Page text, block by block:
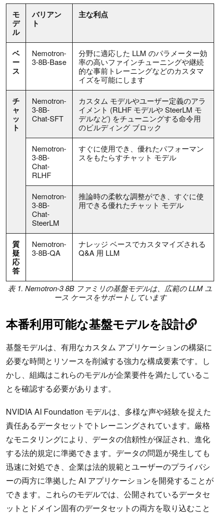
モ
デ
ル
バリアン
ト
主な利点
ベ
ー
ス
Nemotron-
3-8B-Base
分野に適応した LLM のパラメーター効
率の高いファインチューニングや継続
的な事前トレーニングなどのカスタマ
イズを可能にします
チ
ャ
ッ
ト
Nemotron-
3-8B-
Chat-SFT
カスタム モデルやユーザー定義のアラ
イメント (RLHF モデルや SteerLM モ
デルなど) をチューニングする命令用
のビルディング ブロック
Nemotron-
3-8B-
Chat-
RLHF
すぐに使用でき、優れたパフォーマン
スをもたらすチャット モデル
Nemotron-
3-8B-
Chat-
SteerLM
推論時の柔軟な調整ができ、すぐに使
用できる優れたチャット モデル
質
疑
応
答
Nemotron-
3-8B-QA
ナレッジ ベースでカスタマイズされる
Q&A 用 LLM
表 1. Nemotron-3 8B ファミリの基盤モデルは、広範の LLM ユ
ース ケースをサポートしています
本番利用可能な基盤モデルを設計
基盤モデルは、有用なカスタム アプリケーションの構築に
必要な時間とリソースを削減する強力な構成要素です。し
かし、組織はこれらのモデルが企業要件を満たしているこ
とを確認する必要があります。
NVIDIA AI Foundation モデルは、多様な声や経験を捉えた
責任あるデータセットでトレーニングされています。厳格
なモニタリングにより、データの信頼性が保証され、進化
する法的規定に準拠できます。データの問題が発生しても
迅速に対処でき、企業は法的規範とユーザーのプライバシ
ーの両方に準拠した AI アプリケーションを開発することが
できます。これらのモデルでは、公開されているデータセ
ットとドメイン固有のデータセットの両方を取り込むこと